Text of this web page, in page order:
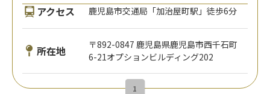
アクセス 鹿児島市交通局「加治屋町駅」徒歩6分
所在地
〒892-0847 鹿児島県鹿児島市西千石町
6-21オプションビルディング202
1